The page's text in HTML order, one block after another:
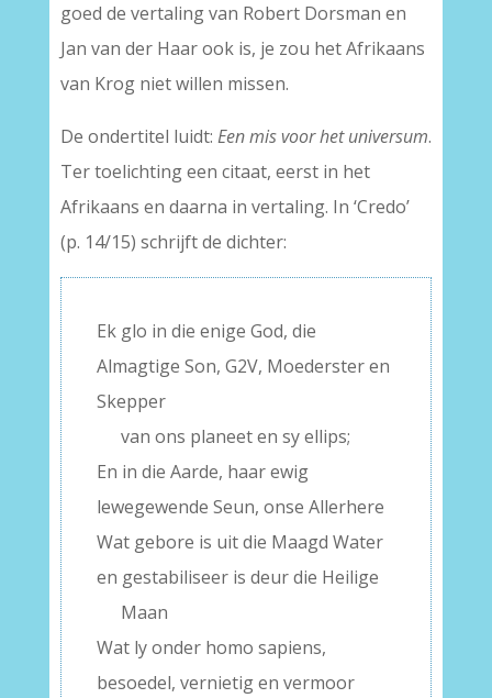
goed de vertaling van Robert Dorsman en
Jan van der Haar ook is, je zou het Afrikaans
van Krog niet willen missen.
De ondertitel luidt: Een mis voor het universum.
Ter toelichting een citaat, eerst in het
Afrikaans en daarna in vertaling. In ‘Credo’
(p. 14/15) schrijft de dichter:
Ek glo in die enige God, die
Almagtige Son, G2V, Moederster en
Skepper
van ons planeet en sy ellips;
En in die Aarde, haar ewig
lewegewende Seun, onse Allerhere
Wat gebore is uit die Maagd Water
en gestabiliseer is deur die Heilige
Maan
Wat ly onder homo sapiens,
besoedel, vernietig en vermoor